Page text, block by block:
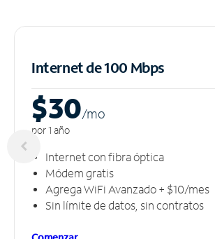
Internet de 100 Mbps
$30/mo
por 1 año
Internet con fibra óptica
Módem gratis
Agrega WiFi Avanzado + $10/mes
Sin límite de datos, sin contratos